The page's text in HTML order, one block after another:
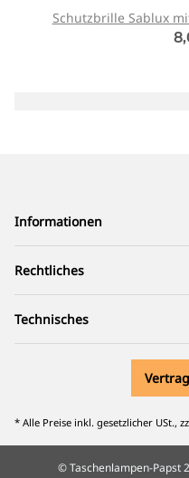
Schutzbrille Sablux
Informationen
Rechtliches
Technisches
* Alle Preise inkl. gesetzlicher USt.,
© Taschenlampen-Papst